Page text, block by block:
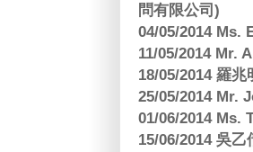
問有限公司)
04/05/2014 Ms.
11/05/2014 Mr.
18/05/2014 羅
25/05/2014 Mr.
01/06/2014 Ms.
15/06/2014 吳